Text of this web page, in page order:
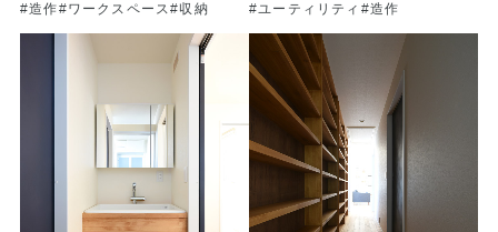
#造作#ワークスペース#収納 #ユーティリティ #造作